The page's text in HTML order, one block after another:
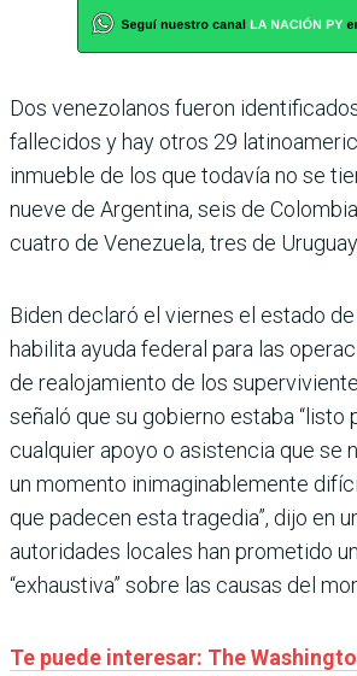
Dos venezolanos fueron
fallecidos y hay otros 29
inmueble de los que todavía no se
nueve de Argentina, seis de
cuatro de Venezuela, tres de
Biden declaró el viernes el estado
habilita ayuda federal para las
de realojamiento de los
señaló que su gobierno estaba “listo
cualquier apoyo o asistencia que se
un momento inimaginablemente
que padecen esta tragedia”, dijo en
autoridades locales han prometido
“exhaustiva” sobre las causas del
Te puede interesar: The